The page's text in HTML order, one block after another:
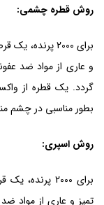
روش قطره چشمی:
و عاری از مواد ضد
گردد. یک قطره از
بطور مناسبی در چشم
روش اسپری:
تمیز و عاری از مواد